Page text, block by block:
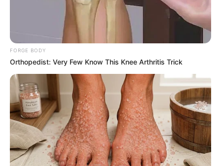
FORGE BODY
Orthopedist: Very Few Know This Knee Arthritis Trick